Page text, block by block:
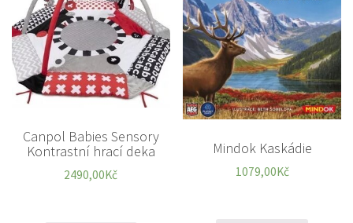
Canpol Babies Sensory
Kontrastní hrací deka
2490,00Kč
Mindok Kaskádie
1079,00Kč